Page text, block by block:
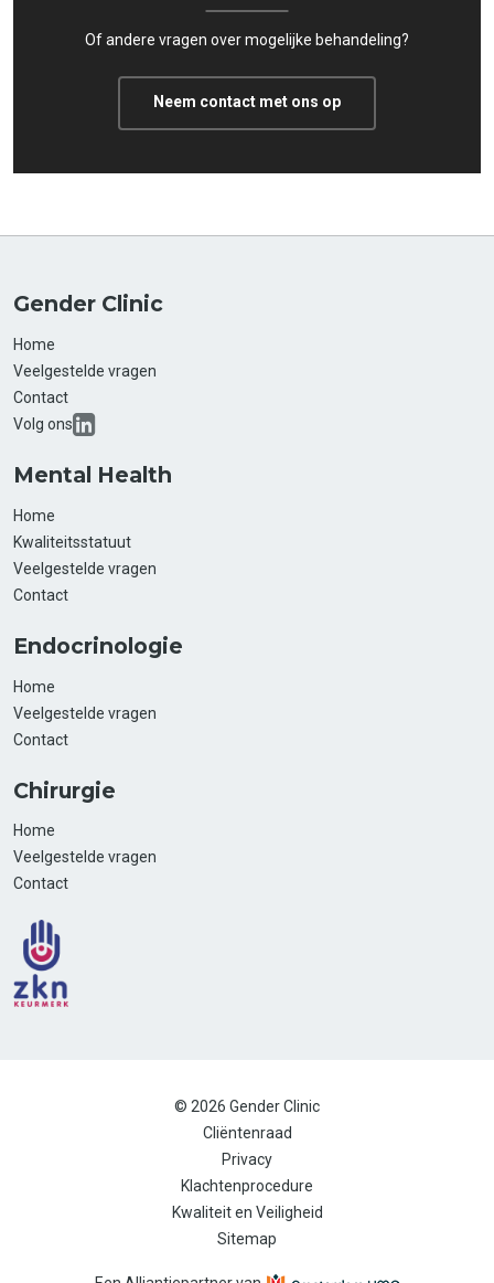
Of andere vragen over mogelijke behandeling?
Neem contact met ons op
Gender Clinic
Home
Veelgestelde vragen
Contact
Volg ons
Mental Health
Home
Kwaliteitsstatuut
Veelgestelde vragen
Contact
Endocrinologie
Home
Veelgestelde vragen
Contact
Chirurgie
Home
Veelgestelde vragen
Contact
© 2026 Gender Clinic
Cliëntenraad
Privacy
Klachtenprocedure
Kwaliteit en Veiligheid
Sitemap